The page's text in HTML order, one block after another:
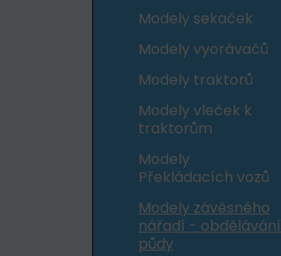
Modely sekaček
Modely vyorávačů
Modely traktorů
Modely vleček k
traktorům
Modely
Překládacích vozů
Modely závěsného
nářadí - obdělávání
půdy